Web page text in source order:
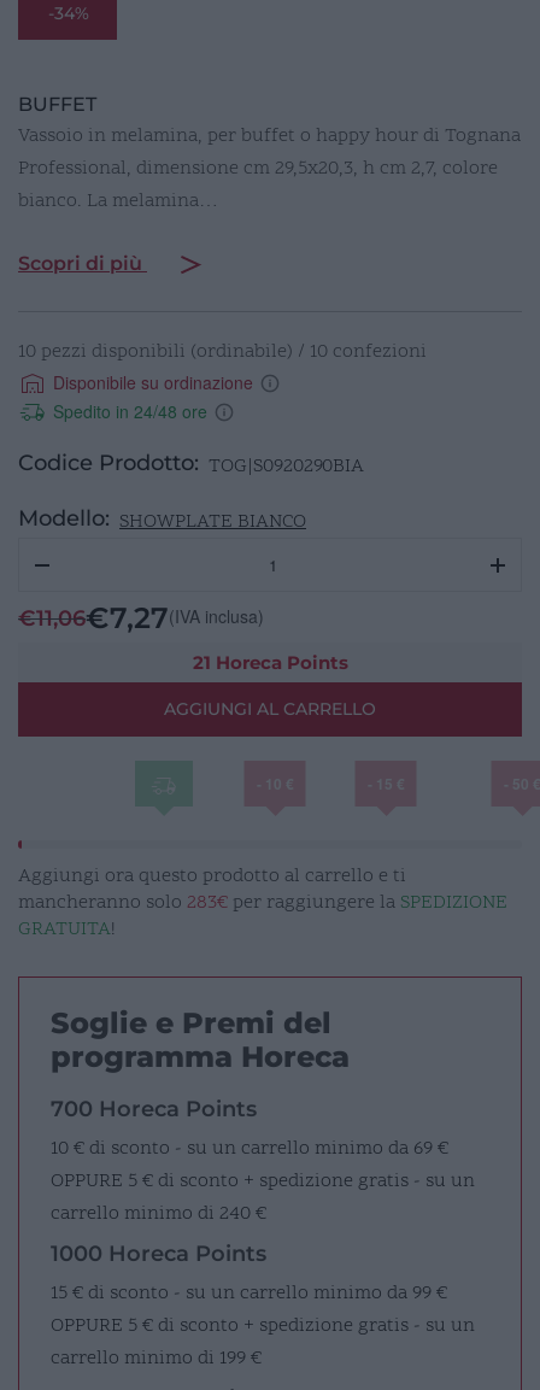
-34%
BUFFET
Vassoio in melamina, per buffet o happy hour di Tognana
Professional, dimensione cm 29,5x20,3, h cm 2,7, colore
bianco. La melamina…
Scopri di più
10 pezzi disponibili (ordinabile) / 10 confezioni
Disponibile su ordinazione
Spedito in 24/48 ore
Codice Prodotto: TOG|S0920290BIA
Modello: SHOWPLATE BIANCO
Ovale
cm
Bianco
€11,06€7,27(IVA inclusa)
21 Horeca Points
AGGIUNGI AL CARRELLO
Aggiungi ora questo prodotto al carrello e ti
mancheranno solo 283€ per raggiungere la SPEDIZIONE
GRATUITA!
Soglie e Premi del
programma Horeca
700 Horeca Points
10 € di sconto - su un carrello minimo da 69 €
OPPURE 5 € di sconto + spedizione gratis - su un
carrello minimo di 240 €
1000 Horeca Points
15 € di sconto - su un carrello minimo da 99 €
OPPURE 5 € di sconto + spedizione gratis - su un
carrello minimo di 199 €